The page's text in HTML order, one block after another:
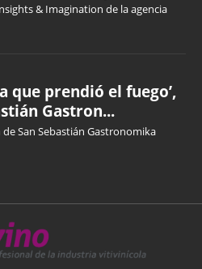
& Imagination de la agencia
que prendió el fuego’,
Gastron...
de San Sebastián Gastronomika